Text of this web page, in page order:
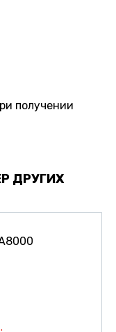
получении
ДРУГИХ